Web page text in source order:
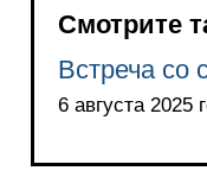
Смотрите
Встреча
6 августа 2025